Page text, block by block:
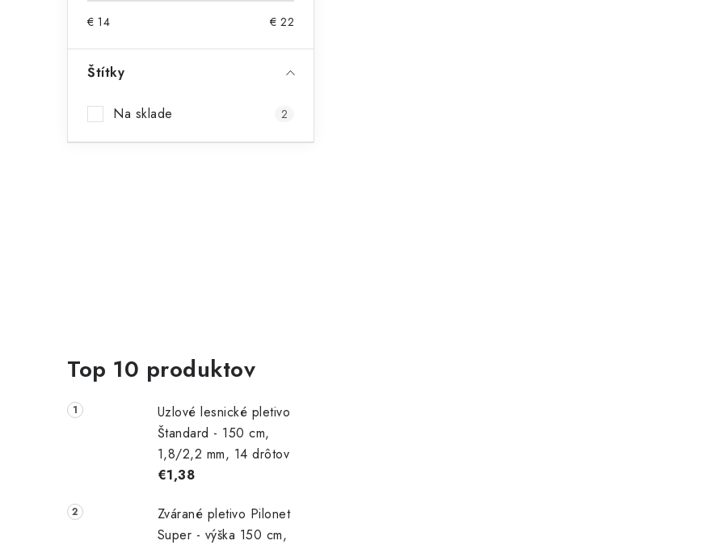
€ 14 € 22
Štítky
Na sklade 2
Top 10 produktov
Uzlové lesnické pletivo
Štandard - 150 cm,
1,8/2,2 mm, 14 drôtov
€1,38
Zvárané pletivo Pilonet
Super - výška 150 cm,